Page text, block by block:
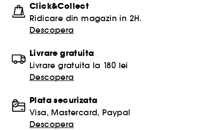
Click&Collect
Ridicare din magazin in 2H.
Descopera
Livrare gratuita
Livrare gratuita la 180 lei
Descopera
Plata securizata
Visa, Mastercard, Paypal
Descopera